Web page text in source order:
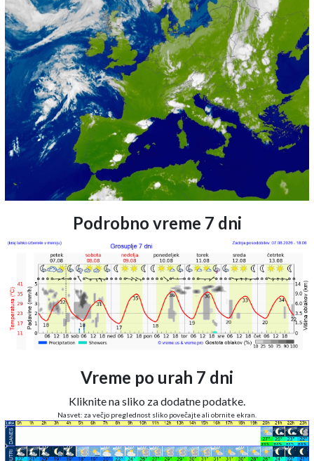
Podrobno vreme 7 dni
Vreme po urah 7 dni
Kliknite na sliko za dodatne podatke.
Nasvet: za večjo preglednost sliko povečajte ali obrnite ekran.